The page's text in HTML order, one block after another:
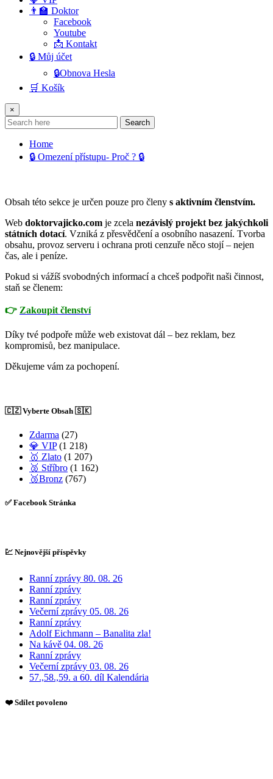
👨‍🏫 Doktor
Facebook
Youtube
📩 Kontakt
🔒 Můj účet
🔒Obnova Hesla
🛒 Košík
×
Search
Home
🔒 Omezení přístupu- Proč ? 🔒
Obsah této sekce je určen pouze pro členy s aktivním členstvím.
Web doktorvajicko.com je zcela nezávislý projekt bez jakýchkoli
státních dotací. Vzniká z přesvědčení a osobního nasazení. Tvorba
obsahu, provoz serveru i ochrana proti cenzuře něco stojí – nejen
čas, ale i peníze.
Pokud si vážíš svobodných informací a chceš podpořit naši činnost,
staň se členem:
👉 Zakoupit členství
Díky tvé podpoře může web existovat dál – bez reklam, bez
kompromisů, bez manipulace.
Děkujeme vám za pochopení.
🇨🇿 Vyberte Obsah 🇸🇰
Zdarma (27)
💎 VIP(1 218)
🥇 Zlato (1 207)
🥈 Stříbro (1 162)
🥉Bronz (767)
✅ Facebook Stránka
💹 Nejnovější příspěvky
Ranní zprávy 80. 08. 26
Ranní zprávy
Ranní zprávy
Večerní zprávy 05. 08. 26
Ranní zprávy
Adolf Eichmann – Banalita zla!
Na kávě 04. 08. 26
Ranní zprávy
Večerní zprávy 03. 08. 26
57.,58.,59. a 60. díl Kalendária
❤️ Sdílet povoleno